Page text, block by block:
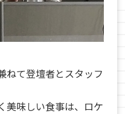
ねて登壇者とスタッフ
美味しい食事は、ロケ